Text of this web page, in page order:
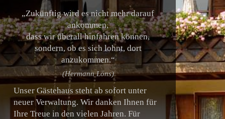
„Zukünftig wird es nicht mehr darauf
ankommen,
dass wir überall hinfahren können,
sondern, ob es sich lohnt, dort
anzukommen.“
(Hermann Löns)
Unser Gästehaus steht ab sofort unter
neuer Verwaltung. Wir danken Ihnen für
Ihre Treue in den vielen Jahren. Für